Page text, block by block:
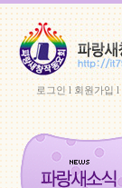
로그인l 회원가입l